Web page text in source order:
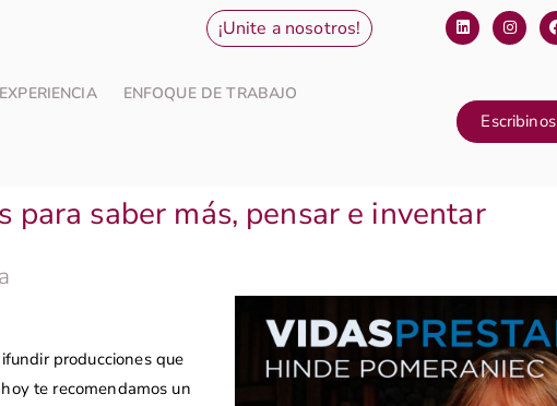
¡Unite a nosotros!
EXPERIENCIA ENFOQUE DE TRABAJO
Escribinos
para saber más, pensar e inventar
producciones que
te recomendamos un